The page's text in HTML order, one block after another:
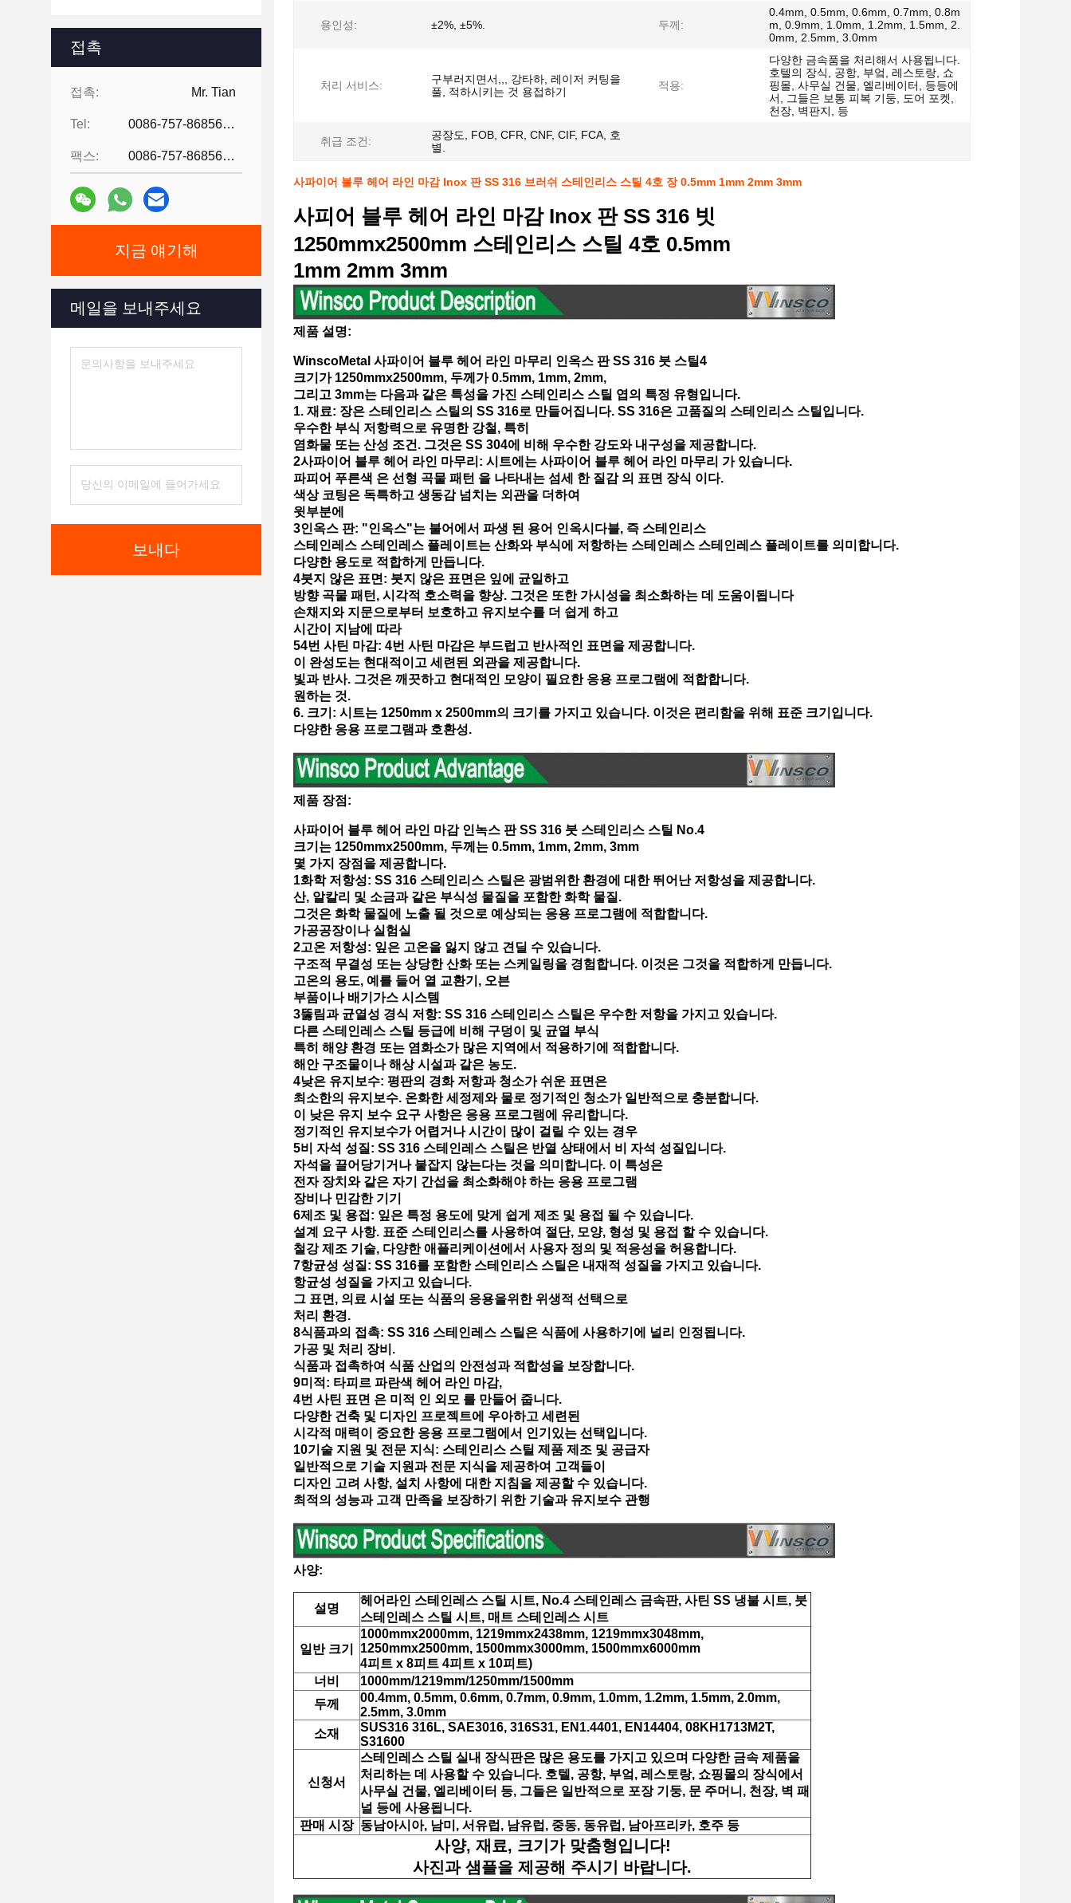
접촉
접촉: Mr. Tian
Tel: 0086-757-86856916
팩스: 0086-757-86856916
지금 얘기해
메일을 보내주세요
보내다
용인성: ±2%, ±5%. 두께:
0.4mm, 0.5mm, 0.6mm, 0.7mm, 0.8m
m, 0.9mm, 1.0mm, 1.2mm, 1.5mm, 2.
0mm, 2.5mm, 3.0mm
처리 서비스:
구부러지면서,,, 강타하, 레이저 커팅을
풀, 적하시키는 것 용접하기
적용:
다양한 금속품을 처리해서 사용됩니다.
호텔의 장식, 공항, 부엌, 레스토랑, 쇼
핑몰, 사무실 건물, 엘리베이터, 등등에
서, 그들은 보통 피복 기둥, 도어 포켓,
천장, 벽판지, 등
취급 조건:
공장도, FOB, CFR, CNF, CIF, FCA, 호
별.
사파이어 블루 헤어 라인 마감 Inox 판 SS 316 브러쉬 스테인리스 스틸 4호 장 0.5mm 1mm 2mm 3mm
사피어 블루 헤어 라인 마감 Inox 판 SS 316 빗
1250mmx2500mm 스테인리스 스틸 4호 0.5mm
1mm 2mm 3mm
제품 설명:
WinscoMetal 사파이어 블루 헤어 라인 마무리 인옥스 판 SS 316 붓 스틸4
크기가 1250mmx2500mm, 두께가 0.5mm, 1mm, 2mm,
그리고 3mm는 다음과 같은 특성을 가진 스테인리스 스틸 엽의 특정 유형입니다.
1. 재료: 장은 스테인리스 스틸의 SS 316로 만들어집니다. SS 316은 고품질의 스테인리스 스틸입니다.
우수한 부식 저항력으로 유명한 강철, 특히
염화물 또는 산성 조건. 그것은 SS 304에 비해 우수한 강도와 내구성을 제공합니다.
2사파이어 블루 헤어 라인 마무리: 시트에는 사파이어 블루 헤어 라인 마무리 가 있습니다.
파피어 푸른색 은 선형 곡물 패턴 을 나타내는 섬세 한 질감 의 표면 장식 이다.
색상 코팅은 독특하고 생동감 넘치는 외관을 더하여
윗부분에
3인옥스 판: "인옥스"는 불어에서 파생 된 용어 인옥시다블, 즉 스테인리스
스테인레스 스테인레스 플레이트는 산화와 부식에 저항하는 스테인레스 스테인레스 플레이트를 의미합니다.
다양한 용도로 적합하게 만듭니다.
4붓지 않은 표면: 붓지 않은 표면은 잎에 균일하고
방향 곡물 패턴, 시각적 호소력을 향상. 그것은 또한 가시성을 최소화하는 데 도움이됩니다
손채지와 지문으로부터 보호하고 유지보수를 더 쉽게 하고
시간이 지남에 따라
54번 사틴 마감: 4번 사틴 마감은 부드럽고 반사적인 표면을 제공합니다.
이 완성도는 현대적이고 세련된 외관을 제공합니다.
빛과 반사. 그것은 깨끗하고 현대적인 모양이 필요한 응용 프로그램에 적합합니다.
원하는 것.
6. 크기: 시트는 1250mm x 2500mm의 크기를 가지고 있습니다. 이것은 편리함을 위해 표준 크기입니다.
다양한 응용 프로그램과 호환성.
제품 장점:
사파이어 블루 헤어 라인 마감 인녹스 판 SS 316 붓 스테인리스 스틸 No.4
크기는 1250mmx2500mm, 두께는 0.5mm, 1mm, 2mm, 3mm
몇 가지 장점을 제공합니다.
1화학 저항성: SS 316 스테인리스 스틸은 광범위한 환경에 대한 뛰어난 저항성을 제공합니다.
산, 알칼리 및 소금과 같은 부식성 물질을 포함한 화학 물질.
그것은 화학 물질에 노출 될 것으로 예상되는 응용 프로그램에 적합합니다.
가공공장이나 실험실
2고온 저항성: 잎은 고온을 잃지 않고 견딜 수 있습니다.
구조적 무결성 또는 상당한 산화 또는 스케일링을 경험합니다. 이것은 그것을 적합하게 만듭니다.
고온의 용도, 예를 들어 열 교환기, 오븐
부품이나 배기가스 시스템
3뚫림과 균열성 경식 저항: SS 316 스테인리스 스틸은 우수한 저항을 가지고 있습니다.
다른 스테인레스 스틸 등급에 비해 구덩이 및 균열 부식
특히 해양 환경 또는 염화소가 많은 지역에서 적용하기에 적합합니다.
해안 구조물이나 해상 시설과 같은 농도.
4낮은 유지보수: 평판의 경화 저항과 청소가 쉬운 표면은
최소한의 유지보수. 온화한 세정제와 물로 정기적인 청소가 일반적으로 충분합니다.
이 낮은 유지 보수 요구 사항은 응용 프로그램에 유리합니다.
정기적인 유지보수가 어렵거나 시간이 많이 걸릴 수 있는 경우
5비 자석 성질: SS 316 스테인레스 스틸은 반열 상태에서 비 자석 성질입니다.
자석을 끌어당기거나 붙잡지 않는다는 것을 의미합니다. 이 특성은
전자 장치와 같은 자기 간섭을 최소화해야 하는 응용 프로그램
장비나 민감한 기기
6제조 및 용접: 잎은 특정 용도에 맞게 쉽게 제조 및 용접 될 수 있습니다.
설계 요구 사항. 표준 스테인리스를 사용하여 절단, 모양, 형성 및 용접 할 수 있습니다.
철강 제조 기술, 다양한 애플리케이션에서 사용자 정의 및 적응성을 허용합니다.
7항균성 성질: SS 316를 포함한 스테인리스 스틸은 내재적 성질을 가지고 있습니다.
항균성 성질을 가지고 있습니다.
그 표면, 의료 시설 또는 식품의 응용을위한 위생적 선택으로
처리 환경.
8식품과의 접촉: SS 316 스테인레스 스틸은 식품에 사용하기에 널리 인정됩니다.
가공 및 처리 장비.
식품과 접촉하여 식품 산업의 안전성과 적합성을 보장합니다.
9미적: 타피르 파란색 헤어 라인 마감,
4번 사틴 표면 은 미적 인 외모 를 만들어 줍니다.
다양한 건축 및 디자인 프로젝트에 우아하고 세련된
시각적 매력이 중요한 응용 프로그램에서 인기있는 선택입니다.
10기술 지원 및 전문 지식: 스테인리스 스틸 제품 제조 및 공급자
일반적으로 기술 지원과 전문 지식을 제공하여 고객들이
디자인 고려 사항, 설치 사항에 대한 지침을 제공할 수 있습니다.
최적의 성능과 고객 만족을 보장하기 위한 기술과 유지보수 관행
사양:
설명
헤어라인 스테인레스 스틸 시트, No.4 스테인레스 금속판, 사틴 SS 냉불 시트, 붓
스테인레스 스틸 시트, 매트 스테인레스 시트
일반 크기
1000mmx2000mm, 1219mmx2438mm, 1219mmx3048mm,
1250mmx2500mm, 1500mmx3000mm, 1500mmx6000mm
4피트 x 8피트 4피트 x 10피트)
너비
1000mm/1219mm/1250mm/1500mm
두께
00.4mm, 0.5mm, 0.6mm, 0.7mm, 0.9mm, 1.0mm, 1.2mm, 1.5mm, 2.0mm,
2.5mm, 3.0mm
소재
SUS316 316L, SAE3016, 316S31, EN1.4401, EN14404, 08KH1713M2T,
S31600
신청서
스테인레스 스틸 실내 장식판은 많은 용도를 가지고 있으며 다양한 금속 제품을
처리하는 데 사용할 수 있습니다. 호텔, 공항, 부엌, 레스토랑, 쇼핑몰의 장식에서
사무실 건물, 엘리베이터 등, 그들은 일반적으로 포장 기둥, 문 주머니, 천장, 벽 패
널 등에 사용됩니다.
판매 시장 동남아시아, 남미, 서유럽, 남유럽, 중동, 동유럽, 남아프리카, 호주 등
사양, 재료, 크기가 맞춤형입니다!
사진과 샘플을 제공해 주시기 바랍니다.